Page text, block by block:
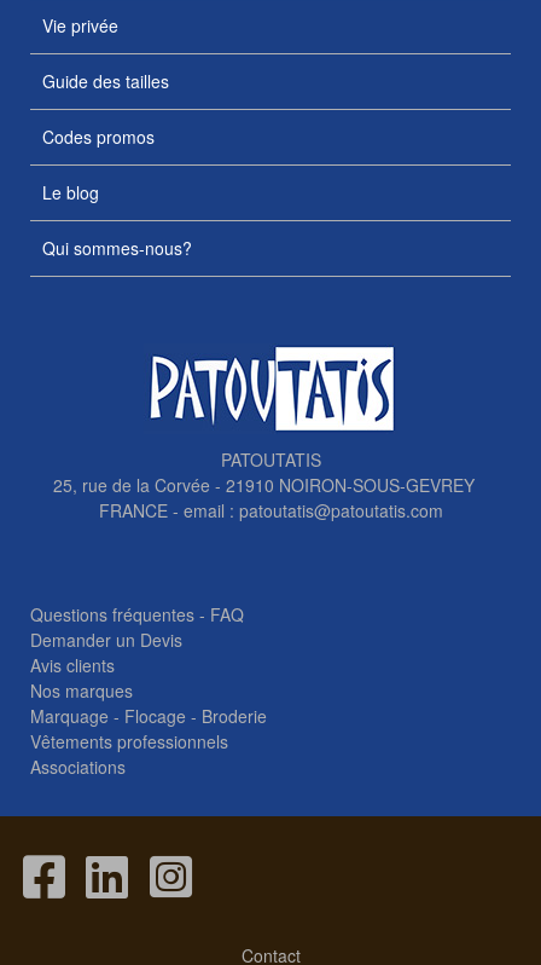
Vie privée
Guide des tailles
Codes promos
Le blog
Qui sommes-nous?
PATOUTATIS
25, rue de la Corvée - 21910 NOIRON-SOUS-GEVREY
FRANCE - email : patoutatis@patoutatis.com
Questions fréquentes - FAQ
Demander un Devis
Avis clients
Nos marques
Marquage - Flocage - Broderie
Vêtements professionnels
Associations
Contact